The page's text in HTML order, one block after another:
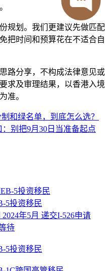
规划。我们更建议先做匹配
把时间和预算花在不适合自
路分享，不构成法律意见或
求及审理结果，以香港入境
准。
和绿名单，到底怎么选？
别把9月30日当准备起点
5投资移民
年5月 递交I-526申请
待
5投资移民